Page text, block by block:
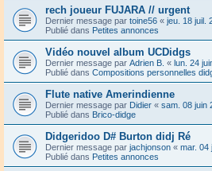
rech joueur FUJARA // urgent
Dernier message par toine56 « jeu. 18 juil.
Publié dans Petites annonces
Vidéo nouvel album UCDidgs
Dernier message par Adrien B. « lun. 24
Publié dans Compositions personnelles
Flute native Amerindienne
Dernier message par Didier « sam. 08 juin
Publié dans Brico-didge
Didgeridoo D# Burton didj Ré
Dernier message par jachjonson « mar. 04
Publié dans Petites annonces